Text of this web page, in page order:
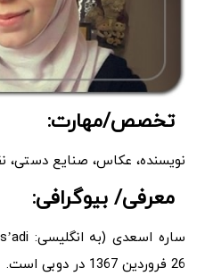
تخصص/مهارت:
نویسنده، عکاس، صنایع دستی،
معرفی/ بیوگرافی:
26 فروردین 1367 در دوبی است.